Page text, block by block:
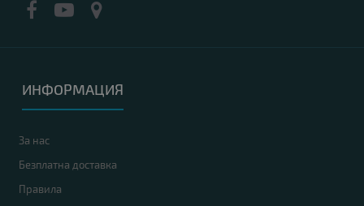
ИНФОРМАЦИЯ
За нас
Безплатна доставка
Правила